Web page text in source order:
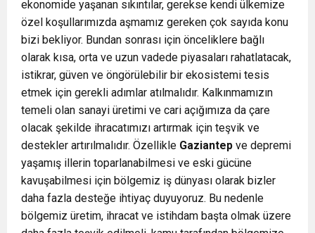
ekonomide yaşanan sıkıntılar, gerekse kendi ülkemize
özel koşullarımızda aşmamız gereken çok sayıda konu
bizi bekliyor. Bundan sonrası için önceliklere bağlı
olarak kısa, orta ve uzun vadede piyasaları rahatlatacak,
istikrar, güven ve öngörülebilir bir ekosistemi tesis
etmek için gerekli adımlar atılmalıdır. Kalkınmamızın
temeli olan sanayi üretimi ve cari açığımıza da çare
olacak şekilde ihracatımızı artırmak için teşvik ve
destekler artırılmalıdır. Özellikle Gaziantep ve depremi
yaşamış illerin toparlanabilmesi ve eski gücüne
kavuşabilmesi için bölgemiz iş dünyası olarak bizler
daha fazla desteğe ihtiyaç duyuyoruz. Bu nedenle
bölgemiz üretim, ihracat ve istihdam başta olmak üzere